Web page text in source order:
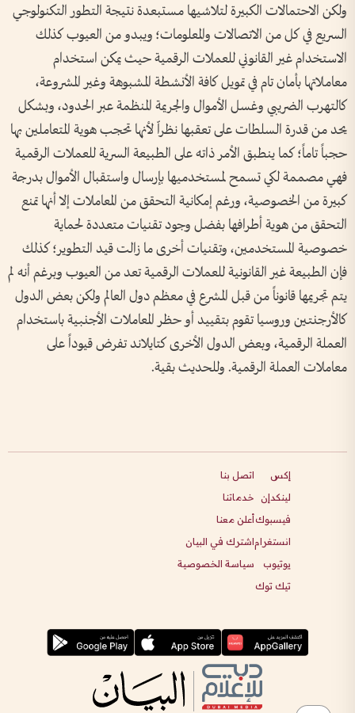
ولكن الاحتمالات الكبيرة لتلاشيها مستبعدة نتيجة التطور التكنولوجي
السريع في كل من الاتصالات والمعلومات؛ ويبدو من العيوب كذلك
الاستخدام غير القانوني للعملات الرقمية حيث يمكن استخدام
معاملاتها بأمان تام في تمويل كافة الأنشطة المشبوهة وغير المشروعة،
كالتهرب الضريبي وغسل الأموال والجريمة المنظمة عبر الحدود، وبشكل
يحد من قدرة السلطات على تعقبها نظراّ لأنها تحجب هوية المتعاملين بها
حجباً تاماً؛ كما ينطبق الأمر ذاته على الطبيعة السرية للعملات الرقمية
فهي مصممة لكي تسمح لمستخدميها بإرسال واستقبال الأموال بدرجة
كبيرة من الخصوصية، ورغم إمكانية التحقق من المعاملات إلا أنها تمنع
التحقق من هوية أطرافها بفضل وجود تقنيات متعددة لحماية
خصوصية المستخدمين، وتقنيات أخرى ما زالت قيد التطوير؛ كذلك
فإن الطبيعة غير القانونية للعملات الرقمية تعد من العيوب وبرغم أنه لم
يتم تجريمها قانوناً من قبل المشرع في معظم دول العالم ولكن بعض الدول
كالأرجنتين وروسيا تقوم بتقييد أو حظر المعاملات الأجنبية باستخدام
العملة الرقمية، وبعض الدول الأخرى كتايلاند تفرض قيوداً على
معاملات العملة الرقمية. وللحديث بقية.
إكس
لينكدإن
فيسبوك
انستغرام
يوتيوب
تيك توك
اتصل بنا
خدماتنا
أعلن معنا
اشترك في البيان
سياسة الخصوصية